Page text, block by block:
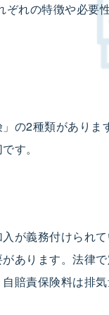
れの特徴や必要
の2種類がありま
す。
が義務付けられ
あります。法律
賠責保険料は排